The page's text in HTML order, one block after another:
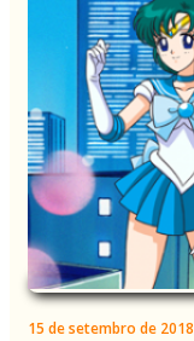
15 de setembro de 2018